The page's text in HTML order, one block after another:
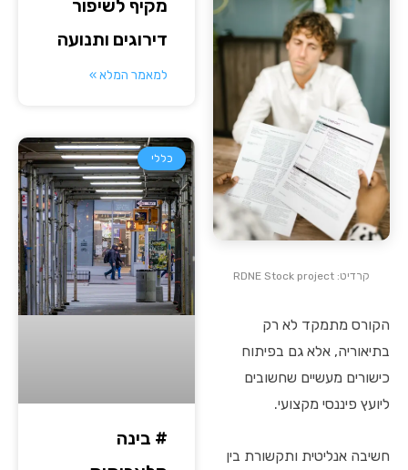
קרדיט: RDNE Stock project
הקורס מתמקד לא רק
בתיאוריה, אלא גם בפיתוח
כישורים מעשיים שחשובים
ליועץ פיננסי מקצועי.
חשיבה אנליטית ותקשורת בין
מקיף לשיפור
דירוגים ותנועה
למאמר המלא »
כללי
# בינה